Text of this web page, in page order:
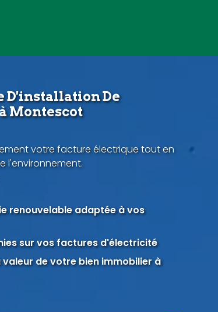
D'installation De
Montescot
votre facture électrique tout en
l'environnement.
renouvelable adaptée à vos
sur vos factures d'électricité
de votre bien immobilier à